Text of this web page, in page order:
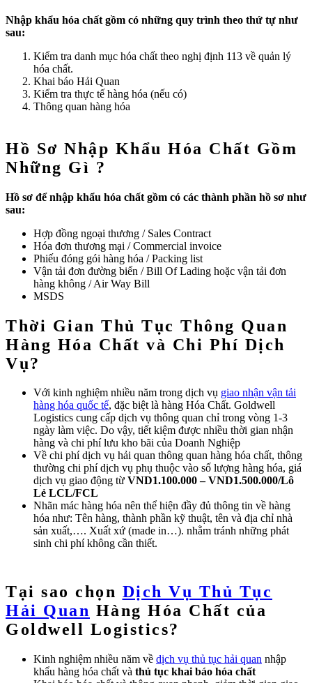
Nhập khẩu hóa chất gồm có những quy trình theo thứ tự như
sau:
Kiểm tra danh mục hóa chất theo nghị định 113 về quản lý
hóa chất.
Khai báo Hải Quan
Kiểm tra thực tế hàng hóa (nếu có)
Thông quan hàng hóa
Hồ Sơ Nhập Khẩu Hóa Chất Gồm
Những Gì ?
Hồ sơ để nhập khẩu hóa chất gồm có các thành phần hồ sơ như
sau:
Hợp đồng ngoại thương / Sales Contract
Hóa đơn thương mại / Commercial invoice
Phiếu đóng gói hàng hóa / Packing list
Vận tải đơn đường biển / Bill Of Lading hoặc vận tải đơn
hàng không / Air Way Bill
MSDS
Thời Gian Thủ Tục Thông Quan
Hàng Hóa Chất và Chi Phí Dịch
Vụ?
Với kinh nghiệm nhiều năm trong dịch vụ giao nhận vận tải
hàng hóa quốc tế, đặc biệt là hàng Hóa Chất. Goldwell
Logistics cung cấp dịch vụ thông quan chỉ trong vòng 1-3
ngày làm việc. Do vậy, tiết kiệm được nhiều thời gian nhận
hàng và chi phí lưu kho bãi của Doanh Nghiệp
Về chi phí dịch vụ hải quan thông quan hàng hóa chất, thông
thường chi phí dịch vụ phụ thuộc vào số lượng hàng hóa, giá
dịch vụ giao động từ VND1.100.000 – VND1.500.000/Lô
Lẻ LCL/FCL
Nhãn mác hàng hóa nên thể hiện đầy đủ thông tin về hàng
hóa như: Tên hàng, thành phần kỹ thuật, tên và địa chỉ nhà
sản xuất,…. Xuất xứ (made in…). nhằm tránh những phát
sinh chi phí không cần thiết.
Tại sao chọn Dịch Vụ Thủ Tục
Hải Quan Hàng Hóa Chất của
Goldwell Logistics?
Kinh nghiệm nhiều năm về dịch vụ thủ tục hải quan nhập
khẩu hàng hóa chất và thủ tục khai báo hóa chất